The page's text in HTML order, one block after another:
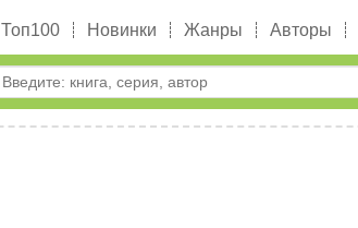
Топ100 Новинки Жанры Авторы